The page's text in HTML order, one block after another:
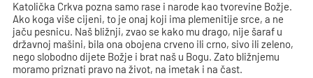
Katolička Crkva pozna samo rase i narode kao tvorevine Božje.
Ako koga više cijeni, to je onaj koji ima plemenitije srce, a ne
jaču pesnicu. Naš bližnji, zvao se kako mu drago, nije šaraf u
državnoj mašini, bila ona obojena crveno ili crno, sivo ili zeleno,
nego slobodno dijete Božje i brat naš u Bogu. Zato bližnjemu
moramo priznati pravo na život, na imetak i na čast.